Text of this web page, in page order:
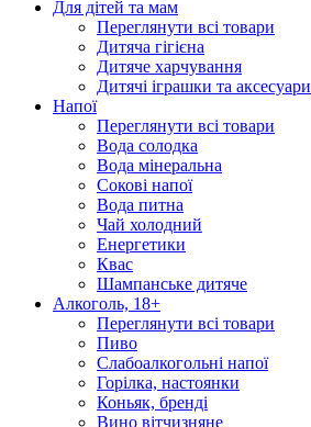
Для дітей та мам
Переглянути всі товари
Дитяча гігієна
Дитяче харчування
Дитячі іграшки та аксесуари
Напої
Переглянути всі товари
Вода солодка
Вода мінеральна
Сокові напої
Вода питна
Чай холодний
Енергетики
Квас
Шампанське дитяче
Алкоголь, 18+
Переглянути всі товари
Пиво
Слабоалкогольні напої
Горілка, настоянки
Коньяк, бренді
Вино вітчизняне